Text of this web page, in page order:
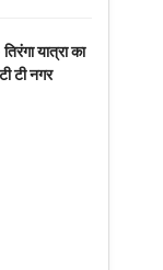
यात्रा का
टी नगर